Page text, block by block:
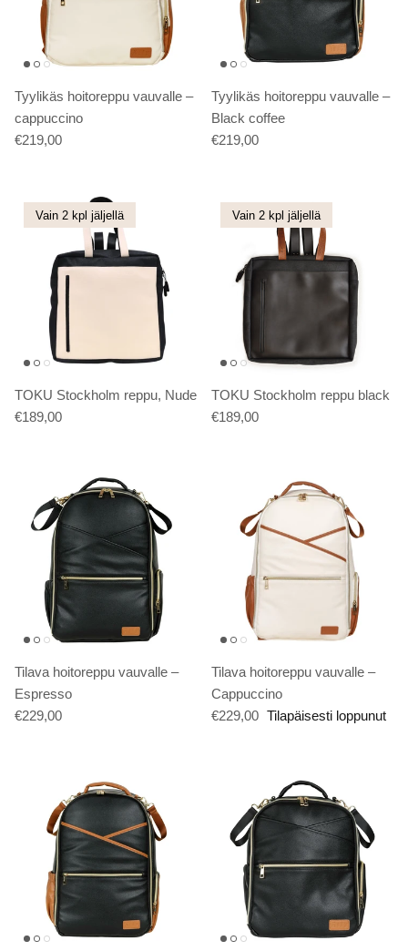
Tyylikäs hoitoreppu vauvalle –
cappuccino
€219,00
Tyylikäs hoitoreppu vauvalle –
Black coffee
€219,00
Vain 2 kpl jäljellä
TOKU Stockholm reppu, Nude
€189,00
Vain 2 kpl jäljellä
TOKU Stockholm reppu black
€189,00
Tilava hoitoreppu vauvalle –
Espresso
€229,00
Tilava hoitoreppu vauvalle –
Cappuccino
€229,00 Tilapäisesti loppunut